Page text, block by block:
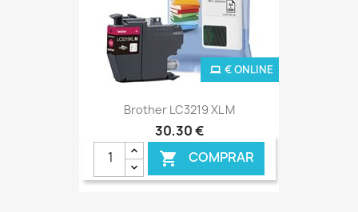
Brother LC3219 XL M
30,30 €
 COMPRAR
€ ONLINE